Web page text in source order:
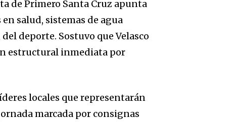
de Primero Santa Cruz apunta
salud, sistemas de agua
deporte. Sostuvo que Velasco
estructural inmediata por
locales que representarán
marcada por consignas